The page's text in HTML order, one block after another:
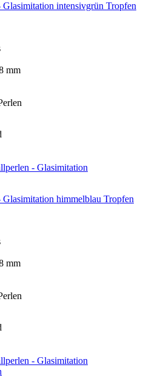
intensivgrün Tropfen
mm
himmelblau Tropfen
mm